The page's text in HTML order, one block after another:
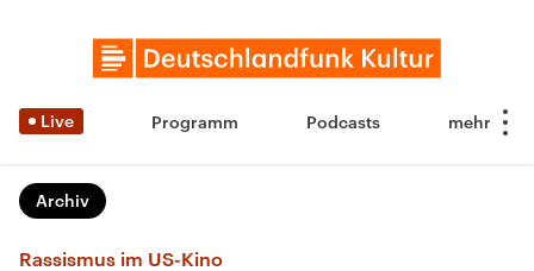
Live Programm Podcasts
Archiv
Rassismus im US-Kino